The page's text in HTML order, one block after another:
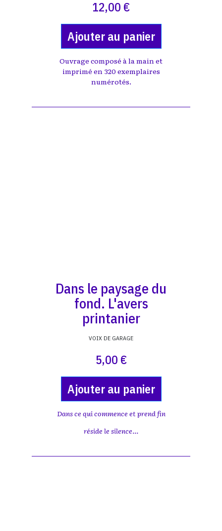
12,00 €
Ajouter au panier
Ouvrage composé à la main et
imprimé en 320 exemplaires
numérotés.
Dans le paysage du
fond. L'avers
printanier
VOIX DE GARAGE
5,00 €
Ajouter au panier
Dans ce qui commence et prend fin
réside le silence...